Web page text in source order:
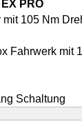
PRO
105 Nm
Fahrwerk mit
Schaltung